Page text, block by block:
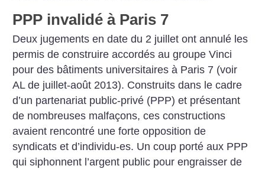
PPP invalidé à Paris 7
Deux jugements en date du 2 juillet ont annulé les
permis de construire accordés au groupe Vinci
pour des bâtiments universitaires à Paris 7 (voir
AL de juillet-août 2013). Construits dans le cadre
d’un partenariat public-privé (PPP) et présentant
de nombreuses malfaçons, ces constructions
avaient rencontré une forte opposition de
syndicats et d’individu-es. Un coup porté aux PPP
qui siphonnent l’argent public pour engraisser de